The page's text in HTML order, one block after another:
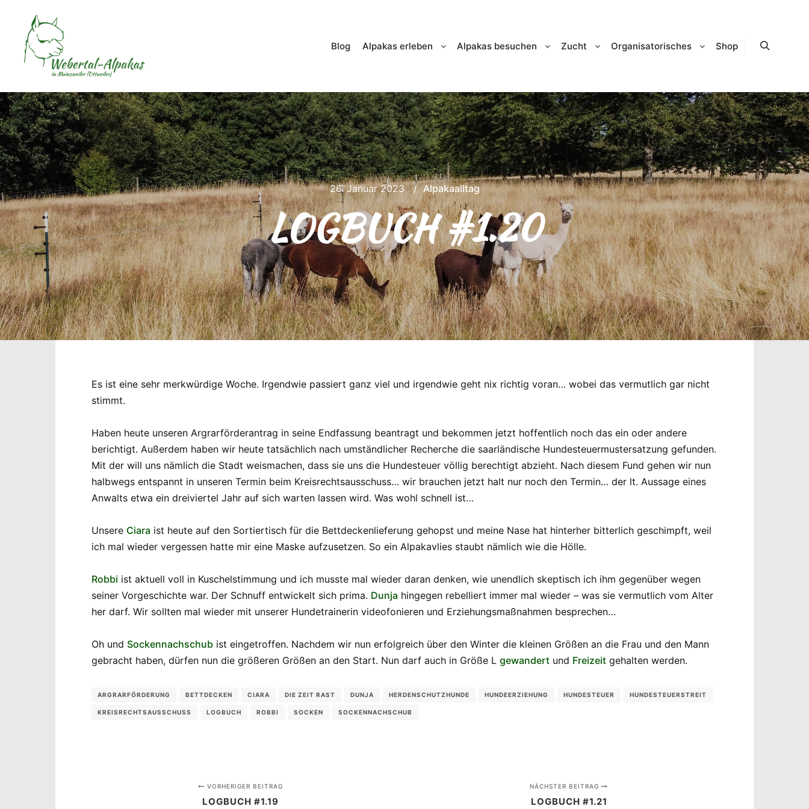
Blog Alpakas erleben Alpakas besuchen Zucht Organisatorisches Shop
26. Januar 2023 Alpakaalltag
LOGBUCH #1.20
Es ist eine sehr merkwürdige Woche. Irgendwie passiert ganz viel und irgendwie geht nix richtig voran… wobei das vermutlich gar nicht
stimmt.
Haben heute unseren Argrarförderantrag in seine Endfassung beantragt und bekommen jetzt hoffentlich noch das ein oder andere
berichtigt. Außerdem haben wir heute tatsächlich nach umständlicher Recherche die saarländische Hundesteuermustersatzung gefunden.
Mit der will uns nämlich die Stadt weismachen, dass sie uns die Hundesteuer völlig berechtigt abzieht. Nach diesem Fund gehen wir nun
halbwegs entspannt in unseren Termin beim Kreisrechtsausschuss… wir brauchen jetzt halt nur noch den Termin… der lt. Aussage eines
Anwalts etwa ein dreiviertel Jahr auf sich warten lassen wird. Was wohl schnell ist…
Unsere Ciara ist heute auf den Sortiertisch für die Bettdeckenlieferung gehopst und meine Nase hat hinterher bitterlich geschimpft, weil
ich mal wieder vergessen hatte mir eine Maske aufzusetzen. So ein Alpakavlies staubt nämlich wie die Hölle.
Robbi ist aktuell voll in Kuschelstimmung und ich musste mal wieder daran denken, wie unendlich skeptisch ich ihm gegenüber wegen
seiner Vorgeschichte war. Der Schnuff entwickelt sich prima. Dunja hingegen rebelliert immer mal wieder – was sie vermutlich vom Alter
her darf. Wir sollten mal wieder mit unserer Hundetrainerin videofonieren und Erziehungsmaßnahmen besprechen…
Oh und Sockennachschub ist eingetroffen. Nachdem wir nun erfolgreich über den Winter die kleinen Größen an die Frau und den Mann
gebracht haben, dürfen nun die größeren Größen an den Start. Nun darf auch in Größe L gewandert und Freizeit gehalten werden.
ARGRARFÖRDERUNG BETTDECKEN CIARA DIE ZEIT RAST DUNJA HERDENSCHUTZHUNDE HUNDEERZIEHUNG HUNDESTEUER HUNDESTEUERSTREIT
KREISRECHTSAUSSCHUSS LOGBUCH ROBBI SOCKEN SOCKENNACHSCHUB
VORHERIGER BEITRAG
LOGBUCH #1.19
NÄCHSTER BEITRAG
LOGBUCH #1.21